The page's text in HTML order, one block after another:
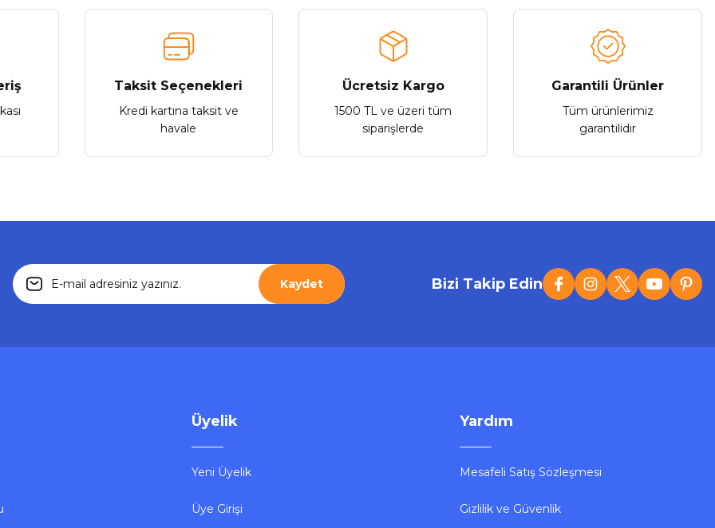
Yorum Yaz
Taksit Seçenekleri
Kredi kartına taksit ve
havale
Ücretsiz Kargo
1500 TL ve üzeri tüm
siparişlerde
Garantili Ürünler
Tüm ürünlerimiz
garantilidir
Kaydet Bizi Takip Edin
Üyelik
Yeni Üyelik
Üye Girişi
Yardım
Mesafeli Satış Sözleşmesi
Gizlilik ve Güvenlik